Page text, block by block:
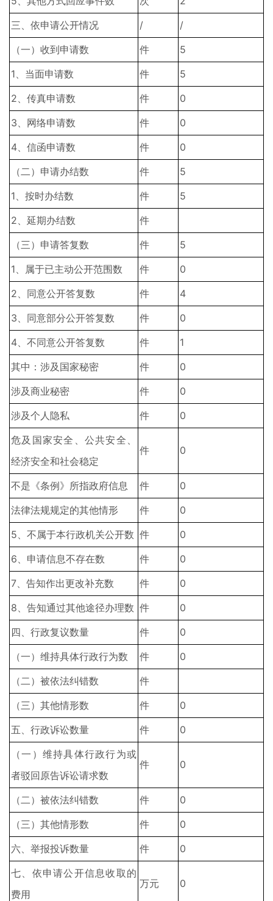
三、依申请公开情况
/
/
（一）收到申请数
件
5
1、当面申请数
件
5
2、传真申请数
件
0
3、网络申请数
件
0
4、信函申请数
件
0
（二）申请办结数
件
5
1、按时办结数
件
5
2、延期办结数
件
（三）申请答复数
件
5
1、属于已主动公开范围数
件
0
2、同意公开答复数
件
4
3、同意部分公开答复数
件
0
4、不同意公开答复数
件
1
其中：涉及国家秘密
件
0
涉及商业秘密
件
0
涉及个人隐私
件
0
危及国家安全、公共安全、
经济安全和社会稳定
件 0
不是《条例》所指政府信息 件
0
法律法规规定的其他情形
件
0
5、不属于本行政机关公开数 件
0
6、申请信息不存在数
件
0
7、告知作出更改补充数
件
0
8、告知通过其他途径办理数 件
0
四、行政复议数量
件
0
（一）维持具体行政行为数
件
0
（二）被依法纠错数
件
（三）其他情形数
件
0
五、行政诉讼数量
件
0
（一）维持具体行政行为或
者驳回原告诉讼请求数
件 0
（二）被依法纠错数 件
0
（三）其他情形数
件
0
六、举报投诉数量
件
0
七、依申请公开信息收取的
费用
万元 0